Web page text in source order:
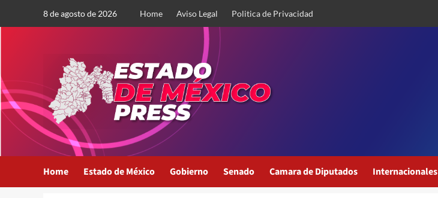
8 de agosto de 2026 Home Aviso Legal Politica de Privacidad
Home Estado de México Gobierno Senado Camara de Diputados Internacionales